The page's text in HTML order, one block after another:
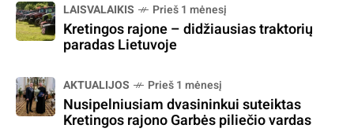
LAISVALAIKIS Prieš 1 mėnesį
Kretingos rajone – didžiausias traktorių
paradas Lietuvoje
AKTUALIJOS Prieš 1 mėnesį
Nusipelniusiam dvasininkui suteiktas
Kretingos rajono Garbės piliečio vardas